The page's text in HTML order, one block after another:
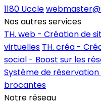
1180 Uccle
Nos autres services
TH. web - Création de
virtuelles TH. créa -
social - Boost sur les
Système de
brocantes
Notre réseau